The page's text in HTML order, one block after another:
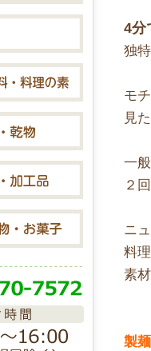
4分
独
モ
見
一
２
ニ
料
素
製